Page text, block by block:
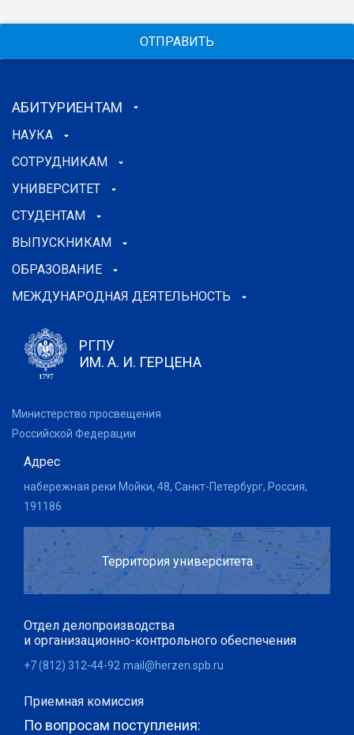
ОТПРАВИТЬ
АБИТУРИЕНТАМ
НАУКА
СОТРУДНИКАМ
УНИВЕРСИТЕТ
СТУДЕНТАМ
ВЫПУСКНИКАМ
ОБРАЗОВАНИЕ
МЕЖДУНАРОДНАЯ ДЕЯТЕЛЬНОСТЬ
РГПУ
ИМ. А. И. ГЕРЦЕНА
Министерство просвещения
Российской Федерации
Адрес
набережная реки Мойки, 48, Санкт-Петербург, Россия,
191186
Территория университета
Отдел делопроизводства
и организационно-контрольного обеспечения
+7 (812) 312-44-92 mail@herzen.spb.ru
Приемная комиссия
По вопросам поступления: